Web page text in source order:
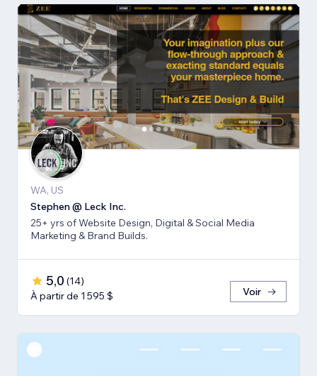
WA, US
Stephen @ Leck Inc.
25+ yrs of Website Design, Digital & Social Media
Marketing & Brand Builds.
5,0 (14)
À partir de 1 595 $
Voir